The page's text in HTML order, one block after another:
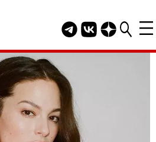
Telegram канал
Группа HELLO
Канал